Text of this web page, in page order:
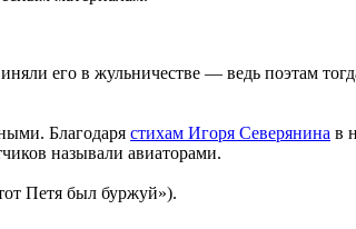
его в жульничестве — ведь поэтам
Благодаря стихам Игоря Северянина в
называли авиаторами.
Петя был буржуй»).